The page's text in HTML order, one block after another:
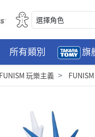
選擇角色
所有類別 旗
FUNISM 玩樂主義